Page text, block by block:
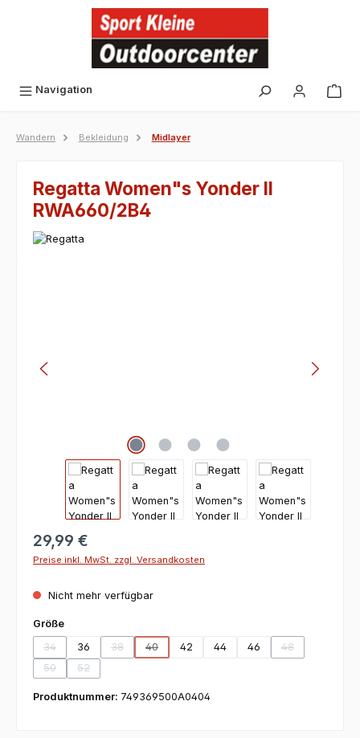
Navigation
Wandern Bekleidung Midlayer
Regatta Women"s Yonder II
RWA660/2B4
29,99 €
Preise inkl. MwSt. zzgl. Versandkosten
Nicht mehr verfügbar
Größeauswählen
34
(Diese Option ist zurzeit nicht verfügbar.)
36 38
(Diese Option ist zurzeit nicht verfügbar.)
40
(Diese Option ist zurzeit nicht verfügbar.)
42 44 46 48
(Diese Option
50
(Diese Option ist zurzeit nicht verfügbar.)
52
(Diese Option ist zurzeit nicht verfügbar.)
Produktnummer: 749369500A0404